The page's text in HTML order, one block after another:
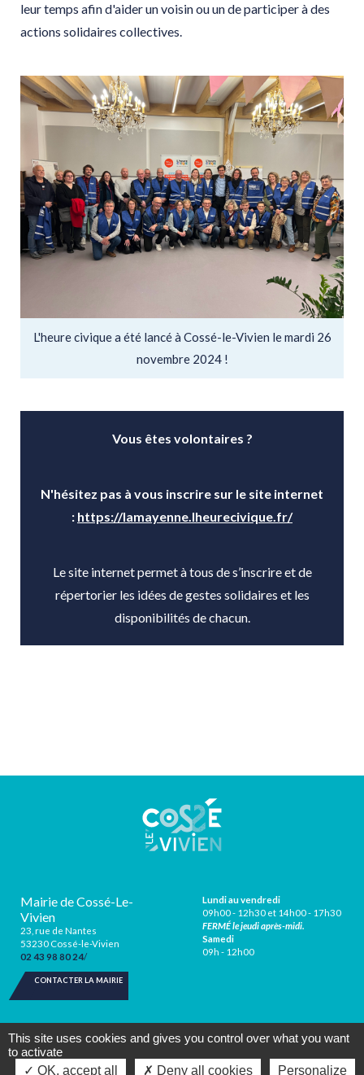
leur temps afin d'aider un voisin ou un de participer à des
actions solidaires collectives.
L'heure civique a été lancé à Cossé-le-Vivien le mardi 26
novembre 2024 !
Vous êtes volontaires ?
N'hésitez pas à vous inscrire sur le site internet
: https://lamayenne.lheurecivique.fr/
Le site internet permet à tous de s’inscrire et de
répertorier les idées de gestes solidaires et les
disponibilités de chacun.
Mairie de Cossé-Le-
Vivien
23, rue de Nantes
53230 Cossé-le-Vivien
02 43 98 80 24
CONTACTER LA MAIRIE
Lundi au vendredi
09h00 - 12h30 et 14h00 - 17h30
FERMÉ le jeudi après-midi.
Samedi
09h - 12h00
Crédits Agence de communication Plan du site Gestion des cookies
This site uses cookies and gives you control over what you want
to activate
OK, accept all
Deny all cookies Personalize